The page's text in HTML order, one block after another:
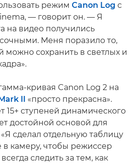
режим Canon Log с
— говорит он. — Я
на видео получились
Меня поразило то,
можно сохранить в светлых и
кривая Canon Log 2 на
II «просто прекрасна».
15+ ступеней динамического
достойной основой для
сделал отдельную таблицу
в камеру, чтобы режиссер
следить за тем, как